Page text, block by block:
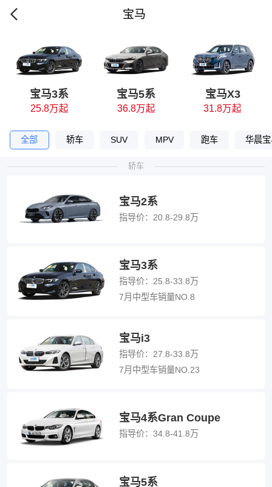
宝马
宝马3系
25.8万起
宝马5系
36.8万起
宝马X3
31.8万起
全部 轿车 SUV MPV 跑车 华晨
轿车
宝马2系
指导价： 20.8-29.8万
宝马3系
指导价： 25.8-33.8万
7月中型车销量NO.8
宝马i3
指导价： 27.8-33.8万
7月中型车销量NO.23
宝马4系Gran Coupe
指导价： 34.8-41.8万
宝马5系